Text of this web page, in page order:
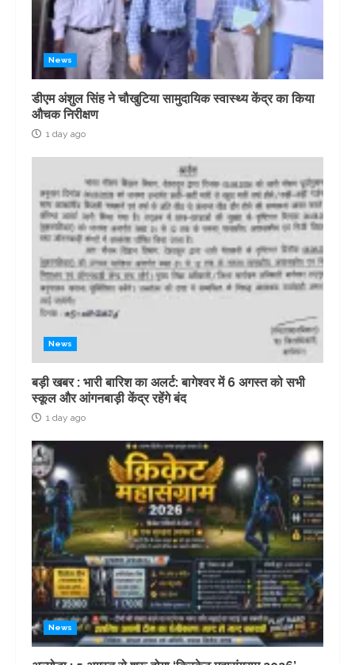
News
डीएम अंशुल सिंह ने चौखुटिया सामुदायिक स्वास्थ्य केंद्र का किया
औचक निरीक्षण
1 day ago
News
बड़ी खबर : भारी बारिश का अलर्ट: बागेश्वर में 6 अगस्त को सभी
स्कूल और आंगनबाड़ी केंद्र रहेंगे बंद
1 day ago
News